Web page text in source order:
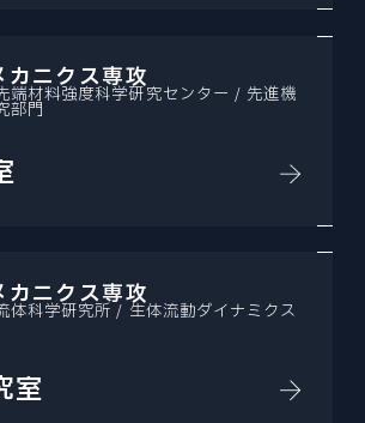
カニクス専攻
端材料強度科学研究センター / 先進機
部門
カニクス専攻
体科学研究所 / 生体流動ダイナミクス
室